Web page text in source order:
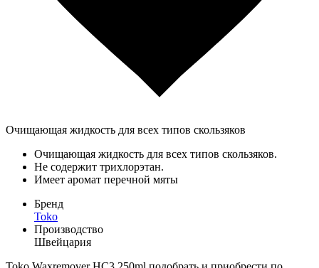
Очищающая жидкость для всех типов скользяков
Очищающая жидкость для всех типов скользяков.
Не содержит трихлорэтан.
Имеет аромат перечной мяты
Бренд
Toko
Производство
Швейцария